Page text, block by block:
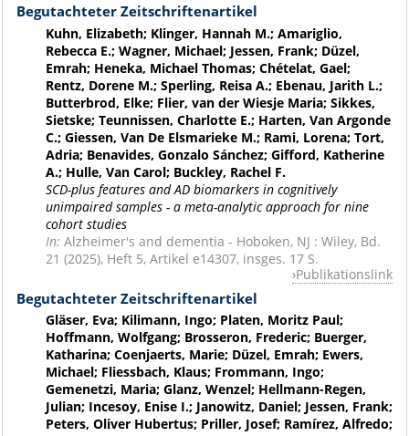
Begutachteter Zeitschriftenartikel
Kuhn, Elizabeth; Klinger, Hannah M.; Amariglio,
Rebecca E.; Wagner, Michael; Jessen, Frank; Düzel,
Emrah; Heneka, Michael Thomas; Chételat, Gael;
Rentz, Dorene M.; Sperling, Reisa A.; Ebenau, Jarith L.;
Butterbrod, Elke; Flier, van der Wiesje Maria; Sikkes,
Sietske; Teunnissen, Charlotte E.; Harten, Van Argonde
C.; Giessen, Van De Elsmarieke M.; Rami, Lorena; Tort,
Adria; Benavides, Gonzalo Sánchez; Gifford, Katherine
A.; Hulle, Van Carol; Buckley, Rachel F.
SCD-plus features and AD biomarkers in cognitively
unimpaired samples - a meta-analytic approach for nine
cohort studies
In: Alzheimer's and dementia - Hoboken, NJ : Wiley, Bd.
21 (2025), Heft 5, Artikel e14307, insges. 17 S.
Publikationslink
Begutachteter Zeitschriftenartikel
Gläser, Eva; Kilimann, Ingo; Platen, Moritz Paul;
Hoffmann, Wolfgang; Brosseron, Frederic; Buerger,
Katharina; Coenjaerts, Marie; Düzel, Emrah; Ewers,
Michael; Fliessbach, Klaus; Frommann, Ingo;
Gemenetzi, Maria; Glanz, Wenzel; Hellmann-Regen,
Julian; Incesoy, Enise I.; Janowitz, Daniel; Jessen, Frank;
Peters, Oliver Hubertus; Priller, Josef; Ramírez, Alfredo;